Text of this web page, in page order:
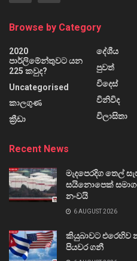
Browse by Category
2020
පාර්ලිමේන්තුවට යන
225 කවුද?
Uncategorised
කාලගුණ
ක්‍රීඩා
දේශීය
පුවත්
විදෙස්
විනිවිද
විලාසිතා
Recent News
මැදපෙරදිග තෙල්
සයිනොපෙක්
නංවයි
6 AUGUST 2026
කියුබාවට එරෙහිව
පියවර ගනී